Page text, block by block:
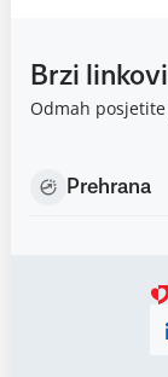
Brzi linkovi
Odmah
Prehrana